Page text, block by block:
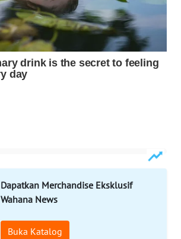
Dapatkan Merchandise Eksklusif
Wahana News
Buka Katalog